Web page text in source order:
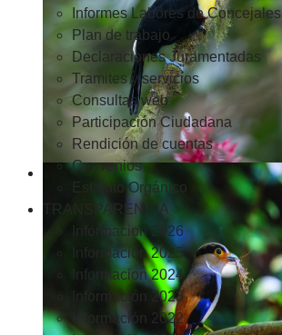
Informes Labores de Concejales
Plan de trabajo
Declaraciones Juramentadas
Tramites y servicios
Consultas web
Participación Ciudadana
Rendición de cuentas
Convenios
Estatuto Orgánico
TRANSPARENCIA
Informacion 2026
Informacion 2025
Informacion 2024
Información 2023
Información 2022